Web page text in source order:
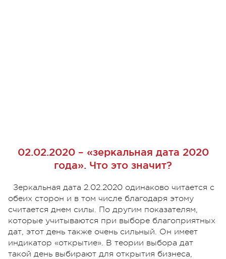
02.02.2020 – «зеркальная дата 2020
года». Что это значит?
Зеркальная дата 2.02.2020 одинаково читается с
обеих сторон и в том числе благодаря этому
считается днем силы. По другим показателям,
которые учитываются при выборе благоприятных
дат, этот день также очень сильный. Он имеет
индикатор «открытие». В теории выбора дат
такой день выбирают для открытия бизнеса,